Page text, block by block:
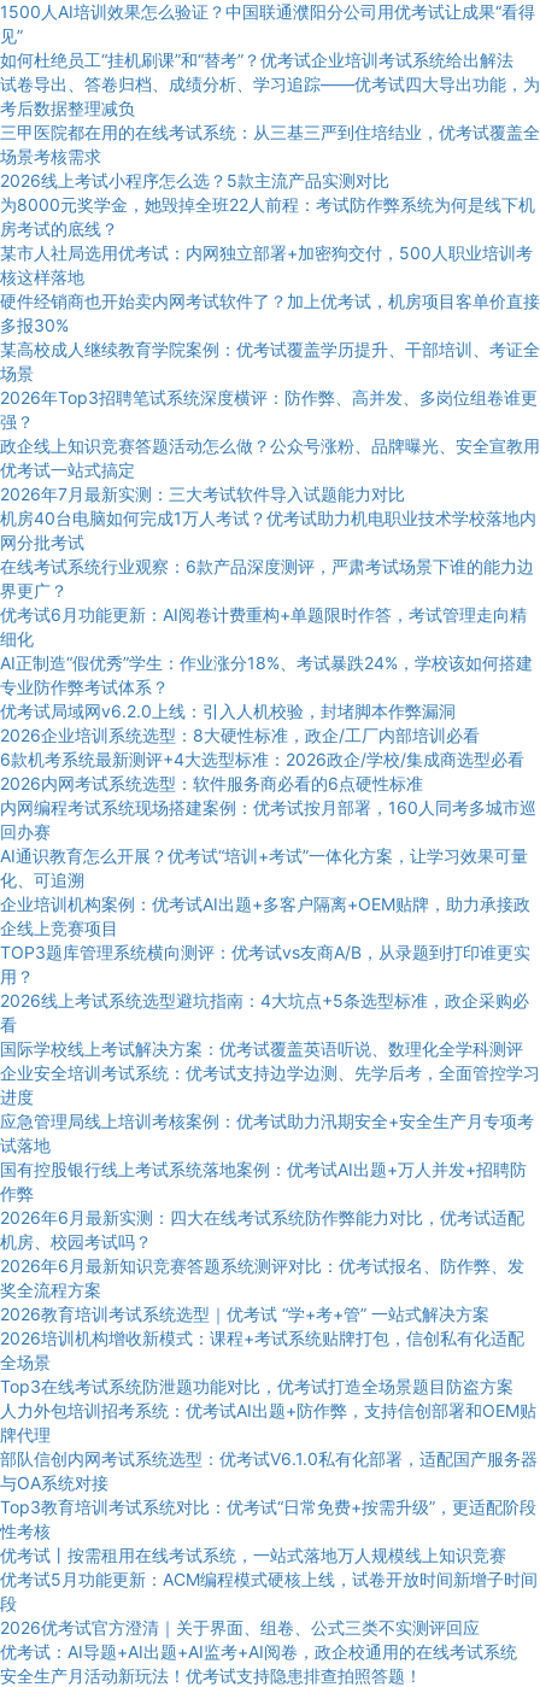
1500人AI培训效果怎么验证？中国联通濮阳分公司用优考试让成果“看得
见”
如何杜绝员工“挂机刷课”和“替考”？优考试企业培训考试系统给出解法
试卷导出、答卷归档、成绩分析、学习追踪——优考试四大导出功能，为
考后数据整理减负
三甲医院都在用的在线考试系统：从三基三严到住培结业，优考试覆盖全
场景考核需求
2026线上考试小程序怎么选？5款主流产品实测对比
为8000元奖学金，她毁掉全班22人前程：考试防作弊系统为何是线下机
房考试的底线？
某市人社局选用优考试：内网独立部署+加密狗交付，500人职业培训考
核这样落地
硬件经销商也开始卖内网考试软件了？加上优考试，机房项目客单价直接
多报30%
某高校成人继续教育学院案例：优考试覆盖学历提升、干部培训、考证全
场景
2026年Top3招聘笔试系统深度横评：防作弊、高并发、多岗位组卷谁更
强？
政企线上知识竞赛答题活动怎么做？公众号涨粉、品牌曝光、安全宣教用
优考试一站式搞定
2026年7月最新实测：三大考试软件导入试题能力对比
机房40台电脑如何完成1万人考试？优考试助力机电职业技术学校落地内
网分批考试
在线考试系统行业观察：6款产品深度测评，严肃考试场景下谁的能力边
界更广？
优考试6月功能更新：AI阅卷计费重构+单题限时作答，考试管理走向精
细化
AI正制造“假优秀”学生：作业涨分18%、考试暴跌24%，学校该如何搭建
专业防作弊考试体系？
优考试局域网v6.2.0上线：引入人机校验，封堵脚本作弊漏洞
2026企业培训系统选型：8大硬性标准，政企/工厂内部培训必看
6款机考系统最新测评+4大选型标准：2026政企/学校/集成商选型必看
2026内网考试系统选型：软件服务商必看的6点硬性标准
内网编程考试系统现场搭建案例：优考试按月部署，160人同考多城市巡
回办赛
AI通识教育怎么开展？优考试“培训+考试”一体化方案，让学习效果可量
化、可追溯
企业培训机构案例：优考试AI出题+多客户隔离+OEM贴牌，助力承接政
企线上竞赛项目
TOP3题库管理系统横向测评：优考试vs友商A/B，从录题到打印谁更实
用？
2026线上考试系统选型避坑指南：4大坑点+5条选型标准，政企采购必
看
国际学校线上考试解决方案：优考试覆盖英语听说、数理化全学科测评
企业安全培训考试系统：优考试支持边学边测、先学后考，全面管控学习
进度
应急管理局线上培训考核案例：优考试助力汛期安全+安全生产月专项考
试落地
国有控股银行线上考试系统落地案例：优考试AI出题+万人并发+招聘防
作弊
2026年6月最新实测：四大在线考试系统防作弊能力对比，优考试适配
机房、校园考试吗？
2026年6月最新知识竞赛答题系统测评对比：优考试报名、防作弊、发
奖全流程方案
2026教育培训考试系统选型｜优考试 “学+考+管” 一站式解决方案
2026培训机构增收新模式：课程+考试系统贴牌打包，信创私有化适配
全场景
Top3在线考试系统防泄题功能对比，优考试打造全场景题目防盗方案
人力外包培训招考系统：优考试AI出题+防作弊，支持信创部署和OEM贴
牌代理
部队信创内网考试系统选型：优考试V6.1.0私有化部署，适配国产服务器
与OA系统对接
Top3教育培训考试系统对比：优考试“日常免费+按需升级”，更适配阶段
性考核
优考试丨按需租用在线考试系统，一站式落地万人规模线上知识竞赛
优考试5月功能更新：ACM编程模式硬核上线，试卷开放时间新增子时间
段
2026优考试官方澄清｜关于界面、组卷、公式三类不实测评回应
优考试：AI导题+AI出题+AI监考+AI阅卷，政企校通用的在线考试系统
安全生产月活动新玩法！优考试支持隐患排查拍照答题！